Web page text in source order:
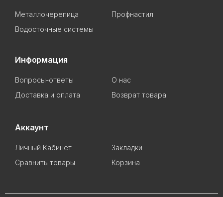
Металлочерепица
Профнастил
Водосточные системы
Информация
Вопросы-ответы
О нас
Доставка и оплата
Возврат товара
Аккаунт
Личный Кабинет
Закладки
Сравнить товары
Корзина